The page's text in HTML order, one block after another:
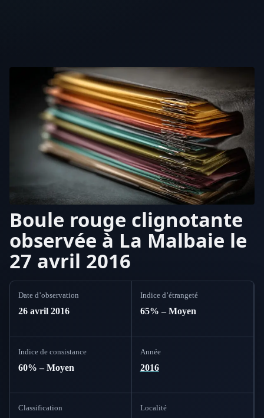
Boule rouge clignotante
observée à La Malbaie le
27 avril 2016
Date d’observation
26 avril 2016
Indice d’étrangeté
65% – Moyen
Indice de consistance
60% – Moyen
Année
2016
Classification Localité